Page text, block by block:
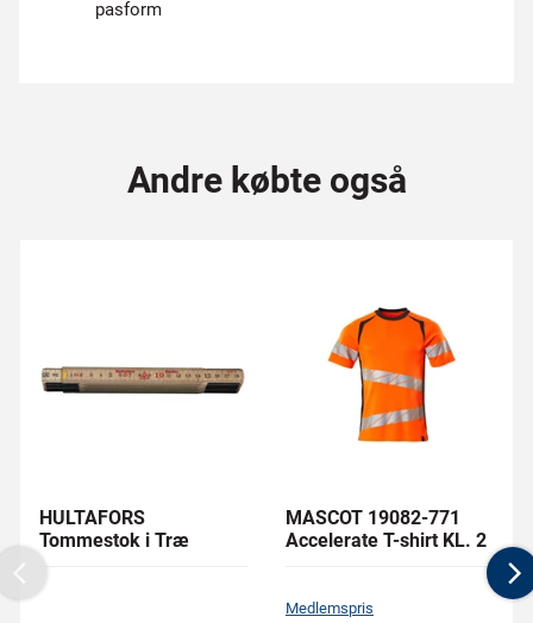
pasform
Andre købte også
HULTAFORS
Tommestok i Træ
MASCOT 19082-771
Accelerate T-shirt KL. 2
Medlemspris
Previous